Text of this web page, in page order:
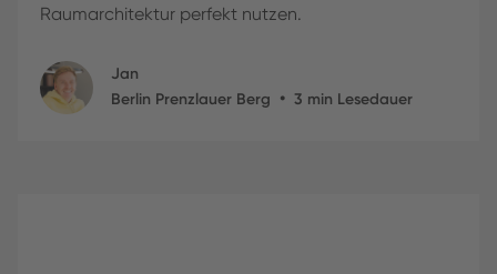
Raumarchitektur perfekt nutzen.
Jan
Berlin Prenzlauer Berg • 3 min Lesedauer